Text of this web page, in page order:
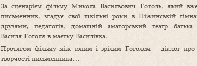
За сценарієм фільму Микола Васильович Гоголь, який
письменник, згадує свої шкільні роки в Ніжинській
друзями, педагогів, домашній аматорський театр батька
Василя Гоголя в маєтку Василівка.
Протягом фільму між юним і зрілим Гоголем – діалог про
творчості письменника…